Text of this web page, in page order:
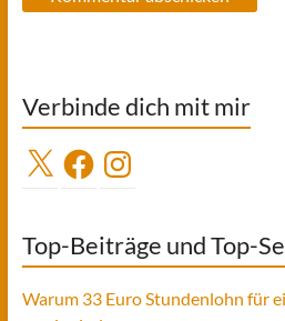
Verbinde dich mit mir
X FacebookInstagram
Top-Beiträge und Top-
Warum 33 Euro Stundenlohn für